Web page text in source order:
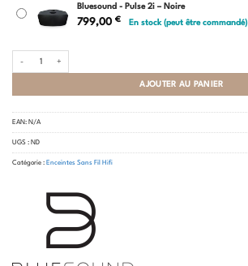
Bluesound - Pulse 2i – Noire
799,00 € En stock (peut être commandé)
AJOUTER AU PANIER
EAN: N/A
UGS : ND
Catégorie : Enceintes Sans Fil Hifi